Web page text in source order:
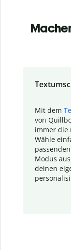
Mit dem
von
immer die
Wähle
Modus
deinen